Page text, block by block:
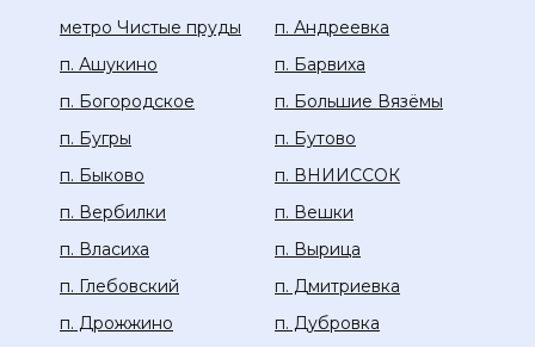
метро Чистые пруды
п. Андреевка
п. Ашукино
п. Барвиха
п. Богородское
п. Большие Вязёмы
п. Бугры
п. Бутово
п. Быково
п. ВНИИССОК
п. Вербилки
п. Вешки
п. Власиха
п. Вырица
п. Глебовский
п. Дмитриевка
п. Дрожжино
п. Дубровка